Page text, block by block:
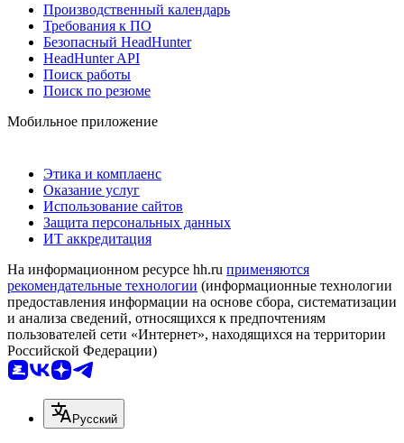
Производственный календарь
Требования к ПО
Безопасный HeadHunter
HeadHunter API
Поиск работы
Поиск по резюме
Мобильное приложение
Этика и комплаенс
Оказание услуг
Использование сайтов
Защита персональных данных
ИТ аккредитация
На информационном ресурсе hh.ru применяются
рекомендательные технологии (информационные технологии
предоставления информации на основе сбора, систематизации
и анализа сведений, относящихся к предпочтениям
пользователей сети «Интернет», находящихся на территории
Российской Федерации)
Русский